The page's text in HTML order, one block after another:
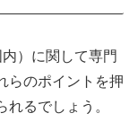
）に関して専門
らのポイントを押
るでしょう。